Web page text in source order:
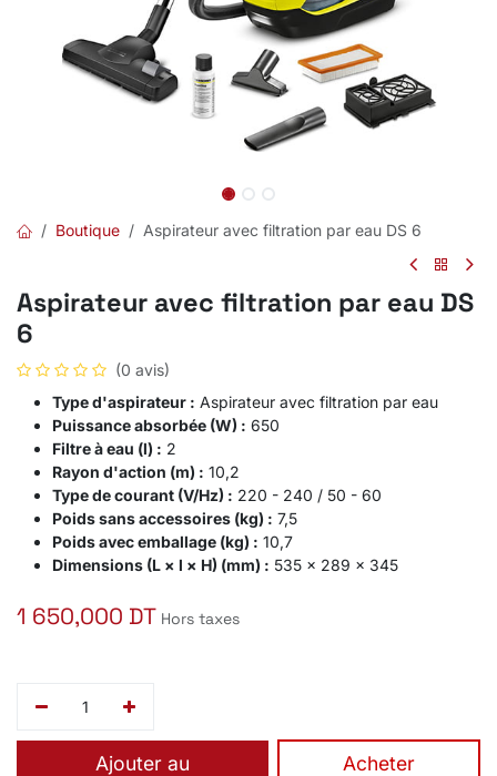
Boutique Aspirateur avec filtration par eau DS 6
Aspirateur avec filtration par eau DS
6
(0 avis)
Type d'aspirateur : Aspirateur avec filtration par eau
Puissance absorbée (W) : 650
Filtre à eau (l) : 2
Rayon d'action (m) : 10,2
Type de courant (V/Hz) : 220 - 240 / 50 - 60
Poids sans accessoires (kg) : 7,5
Poids avec emballage (kg) : 10,7
Dimensions (L × l × H) (mm) : 535 x 289 x 345
1 650,000 DT Hors taxes
Ajouter au
​Acheter